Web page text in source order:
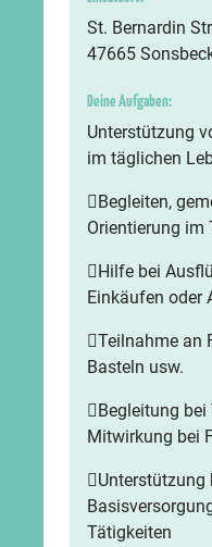
St. Bernardin
47665
Deine Aufgaben:
Unterstützung
im täglichen
Begleiten,
Orientierung im
Hilfe bei
Einkäufen oder
Teilnahme an
Basteln usw.
Begleitung
Mitwirkung bei
Unterstützung
Tätigkeiten